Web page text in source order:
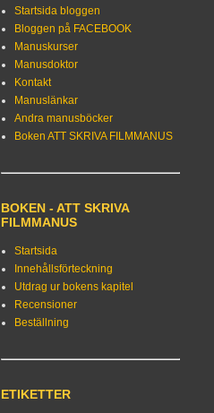
Startsida bloggen
Bloggen på FACEBOOK
Manuskurser
Manusdoktor
Kontakt
Manuslänkar
Andra manusböcker
Boken ATT SKRIVA FILMMANUS
BOKEN - ATT SKRIVA
FILMMANUS
Startsida
Innehållsförteckning
Utdrag ur bokens kapitel
Recensioner
Beställning
ETIKETTER